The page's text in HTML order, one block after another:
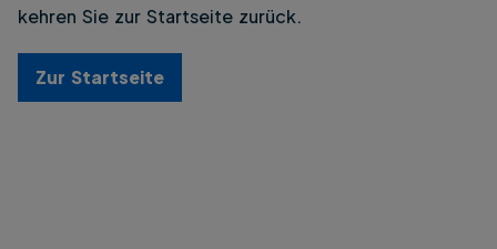
kehren Sie zur Startseite zurück.
Zur Startseite